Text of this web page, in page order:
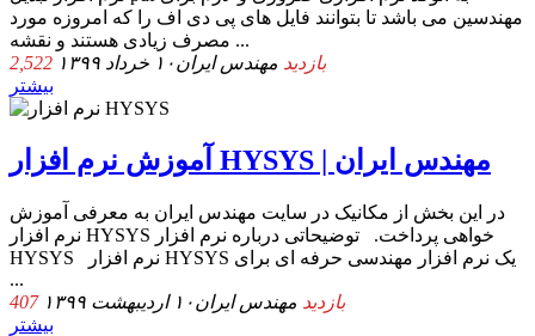
مهندسین می باشد تا بتوانند فایل های پی دی اف را که امروزه مورد
مصرف زیادی هستند و نقشه ...
2,522 بازدید مهندس ایران۱۰ خرداد ۱۳۹۹
بیشتر
آموزش نرم افزار HYSYS | مهندس ایران
در این بخش از مکانیک در سایت مهندس ایران به معرفی آموزش
نرم افزار HYSYS خواهی پرداخت. توضیحاتی درباره نرم افزار
HYSYS نرم افزار HYSYS یک نرم افزار مهندسی حرفه ای برای
...
407 بازدید مهندس ایران۱۰ اردیبهشت ۱۳۹۹
بیشتر